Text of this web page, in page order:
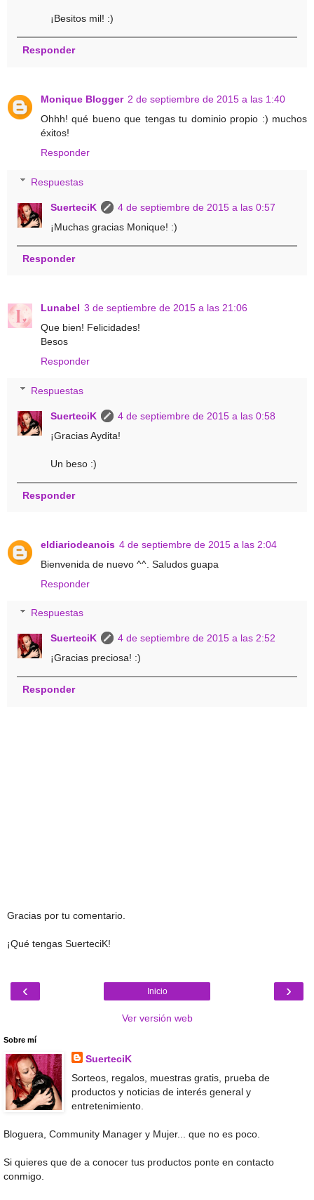
¡Besitos mil! :)
Responder
Monique Blogger 2 de septiembre de 2015 a las 1:40
Ohhh! qué bueno que tengas tu dominio propio :) muchos
éxitos!
Responder
Respuestas
SuerteciK
4 de septiembre de 2015 a las 0:57
¡Muchas gracias Monique! :)
Responder
Lunabel 3 de septiembre de 2015 a las 21:06
Que bien! Felicidades!
Besos
Responder
Respuestas
SuerteciK
4 de septiembre de 2015 a las 0:58
¡Gracias Aydita!
Un beso :)
Responder
eldiariodeanois 4 de septiembre de 2015 a las 2:04
Bienvenida de nuevo ^^. Saludos guapa
Responder
Respuestas
SuerteciK
4 de septiembre de 2015 a las 2:52
¡Gracias preciosa! :)
Responder
Gracias por tu comentario.
¡Qué tengas SuerteciK!
‹ ›
Inicio
Ver versión web
Sobre mí
SuerteciK
Sorteos, regalos, muestras gratis, prueba de
productos y noticias de interés general y
entretenimiento.
Bloguera, Community Manager y Mujer... que no es poco.
Si quieres que de a conocer tus productos ponte en contacto
conmigo.